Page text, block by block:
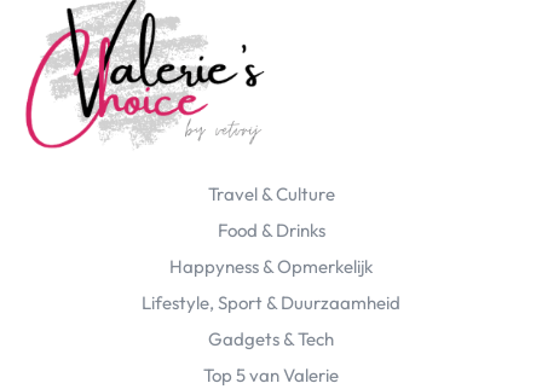
Travel & Culture
Food & Drinks
Happyness & Opmerkelijk
Lifestyle, Sport & Duurzaamheid
Gadgets & Tech
Top 5 van Valerie